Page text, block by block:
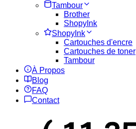
Tambour
Brother
ShopyInk
ShopyInk
Cartouches d'encre
Cartouches de toner
Tambour
À Propos
Blog
FAQ
Contact